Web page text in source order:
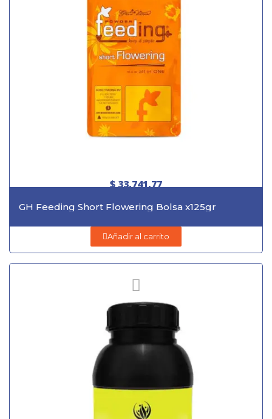
$ 33.741,77
GH Feeding Short Flowering Bolsa x125gr
Añadir al carrito